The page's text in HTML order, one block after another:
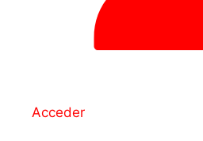
Acceder